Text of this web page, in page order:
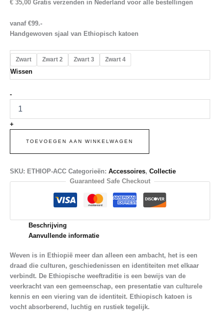
€ 35,00 Gratis verzenden in Nederland voor alle bestellingen
vanaf €99.-
Handgewoven sjaal van Ethiopisch katoen
Zwart Zwart 2 Zwart 3 Zwart 4
Wissen
-Katoenen
aantal
+
TOEVOEGEN AAN WINKELWAGEN
SKU: ETHIOP-ACC Categorieën: Accessoires, Collectie
Guaranteed Safe Checkout
Beschrijving
Aanvullende informatie
Weven is in Ethiopië meer dan alleen een ambacht, het is een
draad die culturen, geschiedenissen en identiteiten met elkaar
verbindt. De Ethiopische weeftraditie is een bewijs van de
veerkracht van een gemeenschap, een presentatie van culturele
kennis en een viering van de identiteit. Ethiopisch katoen is
vocht absorberend , luchtig en rustiek tegelijk.